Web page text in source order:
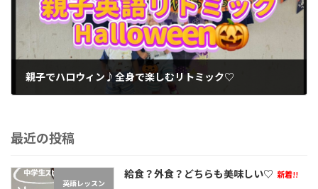
親子でハロウィン♪︎全身で楽しむリトミック♡
最近の投稿
英語レッスン
給食？外食？どちらも美味しい♡ 新着!!